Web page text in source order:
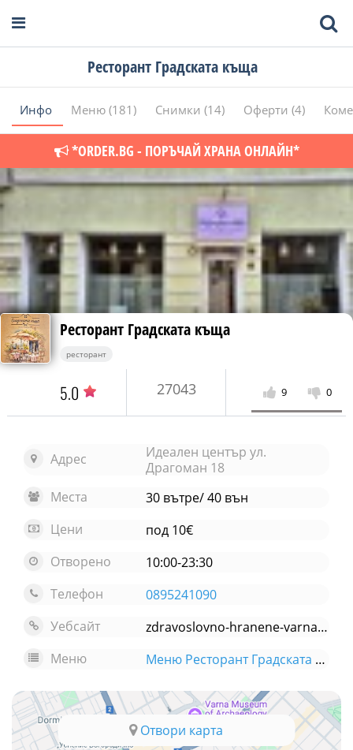
Ресторант Градската къща
Инфо Меню (181) Снимки (14) Оферти (4)
*ORDER.BG - ПОРЪЧАЙ ХРАНА ОНЛАЙН*
Ресторант Градската къща
ресторант
5.0 27043 9 0
Адрес
Идеален център ул.
Драгоман 18
Места
30 вътре/ 40 вън
Цени
под 10€
Отворено
10:00-23:30
Телефон
0895241090
Уебсайт
zdravoslovno-hranene-varna.com/
Меню
Меню Ресторант Градската къща
Отвори карта